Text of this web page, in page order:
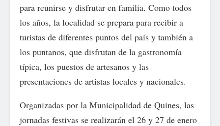
para reunirse y disfrutar en familia. Como todos
los años, la localidad se prepara para recibir a
turistas de diferentes puntos del país y también a
los puntanos, que disfrutan de la gastronomía
típica, los puestos de artesanos y las
presentaciones de artistas locales y nacionales.
Organizadas por la Municipalidad de Quines, las
jornadas festivas se realizarán el 26 y 27 de enero